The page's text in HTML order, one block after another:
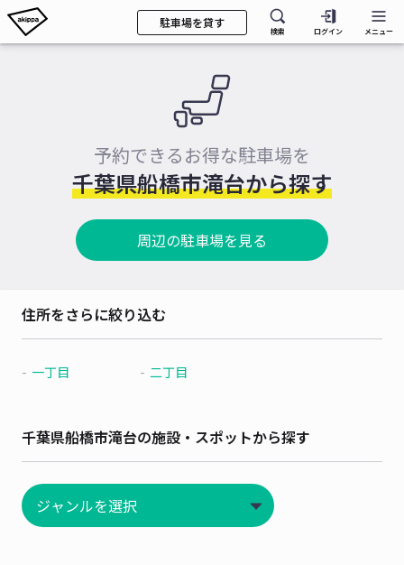
駐車場を貸す
検索 ログイン メニュー
予約できるお得な駐車場を
千葉県船橋市滝台から探す
周辺の駐車場を見る
住所をさらに絞り込む
一丁目 二丁目
千葉県船橋市滝台の施設・スポットから探す